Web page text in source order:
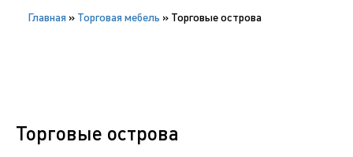
Главная » Торговая мебель » Торговые острова
Торговые острова